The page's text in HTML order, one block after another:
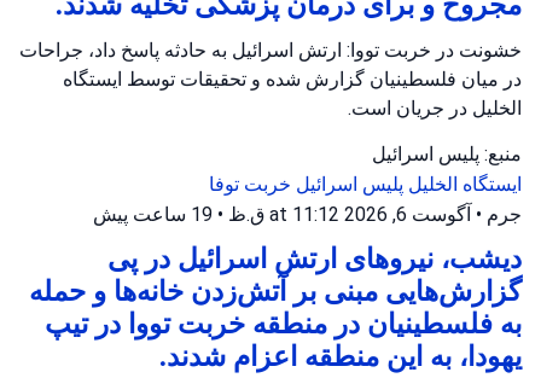
خشونت در خربت تووا: ارتش اسرائیل به حادثه پاسخ داد، جراحات
در میان فلسطینیان گزارش شده و تحقیقات توسط ایستگاه
الخلیل در جریان است.
منبع: پلیس اسرائیل
ایستگاه الخلیل پلیس اسرائیل خربت توفا
جرم • آگوست 6, 2026 at 11:12 ق.ظ • 19 ساعت پیش
دیشب، نیروهای ارتش اسرائیل در پی
گزارش‌هایی مبنی بر آتش‌زدن خانه‌ها و حمله
به فلسطینیان در منطقه خربت تووا در تیپ
یهودا، به این منطقه اعزام شدند.